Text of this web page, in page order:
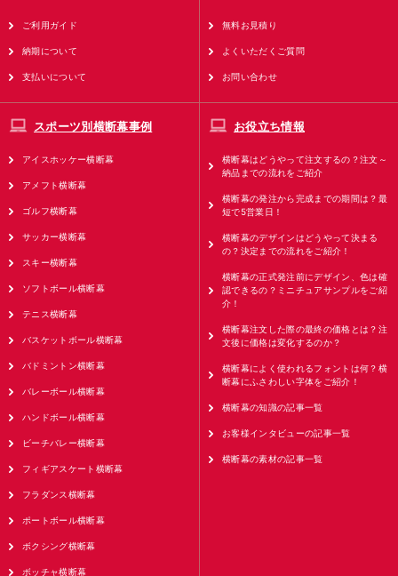
ご利用ガイド
納期について
支払いについて
無料お見積り
よくいただくご質問
お問い合わせ
スポーツ別横断幕事例
アイスホッケー横断幕
アメフト横断幕
ゴルフ横断幕
サッカー横断幕
スキー横断幕
ソフトボール横断幕
テニス横断幕
バスケットボール横断幕
バドミントン横断幕
バレーボール横断幕
ハンドボール横断幕
ビーチバレー横断幕
フィギアスケート横断幕
フラダンス横断幕
ポートボール横断幕
ボクシング横断幕
ボッチャ横断幕
お役立ち情報
横断幕はどうやって注文するの？注文～
納品までの流れをご紹介
横断幕の発注から完成までの期間は？最
短で5営業日！
横断幕のデザインはどうやって決まる
の？決定までの流れをご紹介！
横断幕の正式発注前にデザイン、色は確
認できるの？ミニチュアサンプルをご紹
介！
横断幕注文した際の最終の価格とは？注
文後に価格は変化するのか？
横断幕によく使われるフォントは何？横
断幕にふさわしい字体をご紹介！
横断幕の知識の記事一覧
お客様インタビューの記事一覧
横断幕の素材の記事一覧